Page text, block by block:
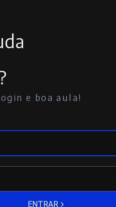
e boa aula!
ENTRAR